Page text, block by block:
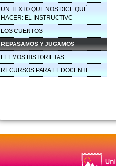
UN TEXTO QUE NOS DICE QUÉ
HACER: EL INSTRUCTIVO
LOS CUENTOS
REPASAMOS Y JUGAMOS
LEEMOS HISTORIETAS
RECURSOS PARA EL DOCENTE